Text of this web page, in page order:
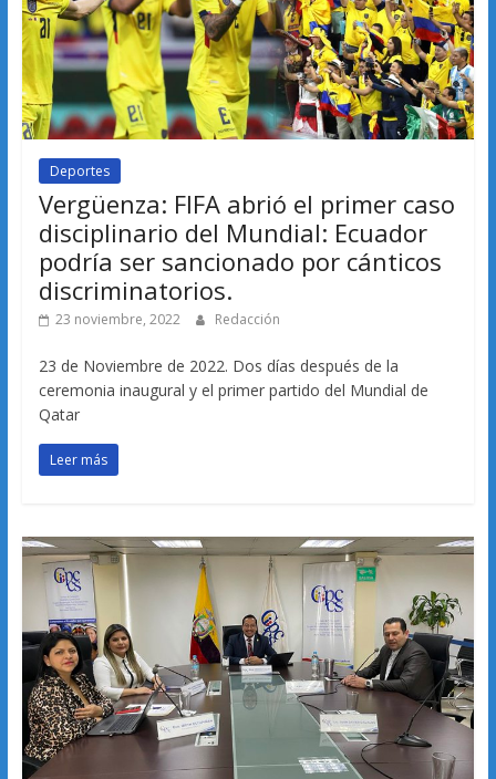
Deportes
Vergüenza: FIFA abrió el primer caso
disciplinario del Mundial: Ecuador
podría ser sancionado por cánticos
discriminatorios.
23 noviembre, 2022 Redacción
23 de Noviembre de 2022. Dos días después de la
ceremonia inaugural y el primer partido del Mundial de
Qatar
Leer más